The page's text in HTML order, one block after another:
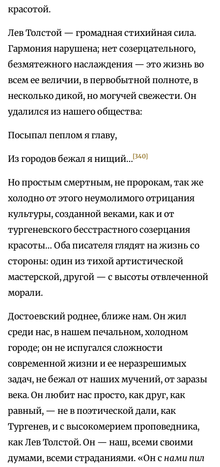
красотой.
Лев Толстой — громадная стихийная сила.
Гармония нарушена; нет созерцательного,
безмятежного наслаждения — это жизнь во
всем ее величии, в первобытной полноте, в
несколько дикой, но могучей свежести. Он
удалился из нашего общества:
Посыпал пеплом я главу,
Из городов бежал я нищий…[340]
Но простым смертным, не пророкам, так же
холодно от этого неумолимого отрицания
культуры, созданной веками, как и от
тургеневского бесстрастного созерцания
красоты… Оба писателя глядят на жизнь со
стороны: один из тихой артистической
мастерской, другой — с высоты отвлеченной
морали.
Достоевский роднее, ближе нам. Он жил
среди нас, в нашем печальном, холодном
городе; он не испугался сложности
современной жизни и ее неразрешимых
задач, не бежал от наших мучений, от заразы
века. Он любит нас просто, как друг, как
равный, — не в поэтической дали, как
Тургенев, и с высокомерием проповедника,
как Лев Толстой. Он — наш, всеми своими
думами, всеми страданиями. «Он с нами пил